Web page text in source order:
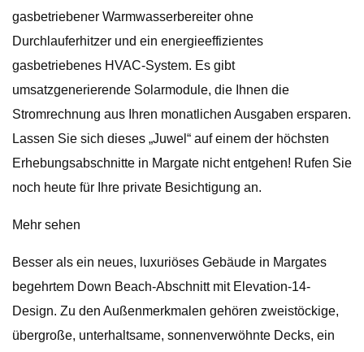
gasbetriebener Warmwasserbereiter ohne
Durchlauferhitzer und ein energieeffizientes
gasbetriebenes HVAC-System. Es gibt
umsatzgenerierende Solarmodule, die Ihnen die
Stromrechnung aus Ihren monatlichen Ausgaben ersparen.
Lassen Sie sich dieses „Juwel“ auf einem der höchsten
Erhebungsabschnitte in Margate nicht entgehen! Rufen Sie
noch heute für Ihre private Besichtigung an.
Mehr sehen
Besser als ein neues, luxuriöses Gebäude in Margates
begehrtem Down Beach-Abschnitt mit Elevation-14-
Design. Zu den Außenmerkmalen gehören zweistöckige,
übergroße, unterhaltsame, sonnenverwöhnte Decks, ein